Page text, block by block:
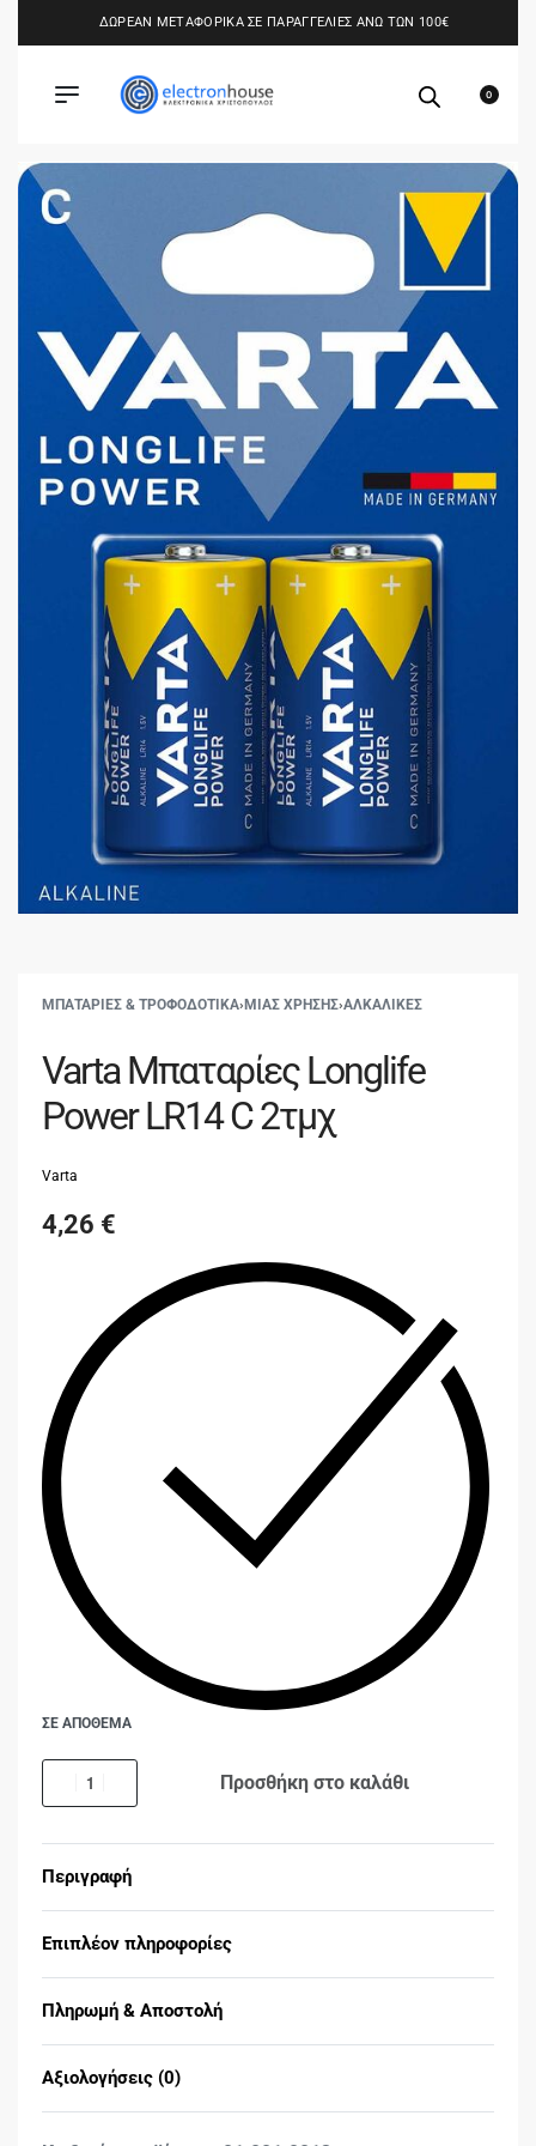
ΔΩΡΕΑΝ ΜΕΤΑΦΟΡΙΚΑ ΣΕ ΠΑΡΑΓΓΕΛΙΕΣ ΑΝΩ ΤΩΝ 100€
0
ΜΠΑΤΑΡΙΕΣ & ΤΡΟΦΟΔΟΤΙΚΑ› ΜΙΑΣ ΧΡΗΣΗΣ›ΑΛΚΑΛΙΚΕΣ
Varta Μπαταρίες Longlife
Power LR14 C 2τμχ
Varta
4,26 €
ΣΕ ΑΠΟΘΕΜΑ
Προσθήκη στο καλάθι
Περιγραφή
Επιπλέον πληροφορίες
Πληρωμή & Αποστολή
Αξιολογήσεις (0)